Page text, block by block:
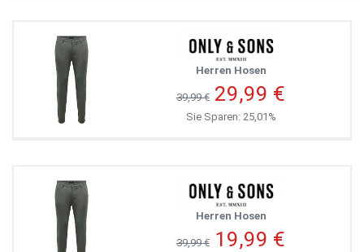
Herren Hosen
39,99 € 29,99 €
Sie Sparen: 25,01%
Herren Hosen
39,99 € 19,99 €